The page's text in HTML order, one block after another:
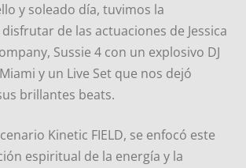
y soleado día, tuvimos la
de las actuaciones de Jessica
Sussie 4 con un explosivo DJ
y un Live Set que nos dejó
brillantes beats.
Kinetic FIELD, se enfocó este
espiritual de la energía y la